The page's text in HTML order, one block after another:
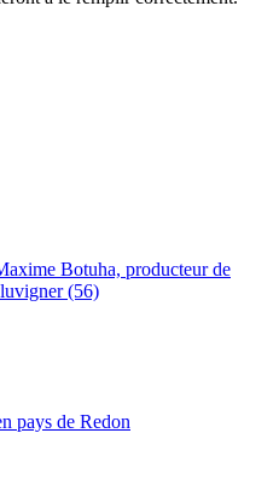
Botuha, producteur de
(56)
pays de Redon